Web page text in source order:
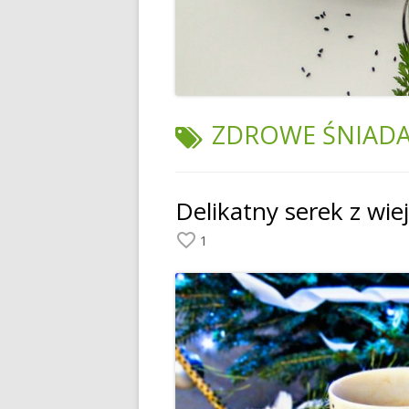
TAGI:
ZDROWE
Delikatny serek z
1